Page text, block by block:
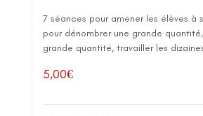
7 séances pour amener les élèves à
pour dénombrer une grande
grande quantité, travailler les
5,00€